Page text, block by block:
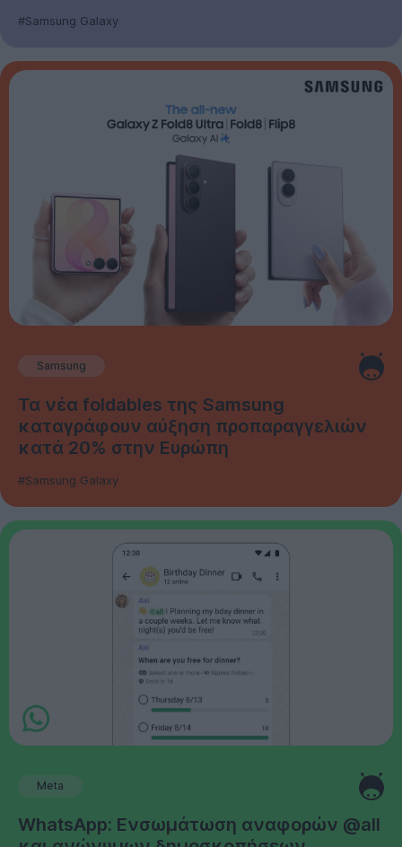
#Samsung Galaxy
Samsung
Τα νέα foldables της Samsung
καταγράφουν αύξηση προπαραγγελιών
κατά 20% στην Ευρώπη
#Samsung Galaxy
Meta
WhatsApp: Ενσωμάτωση αναφορών @all